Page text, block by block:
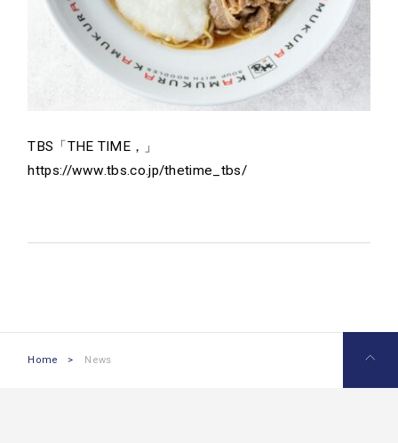
Recruit
TBS「THE TIME，」
https://www.tbs.co.jp/thetime_tbs/
Home > News